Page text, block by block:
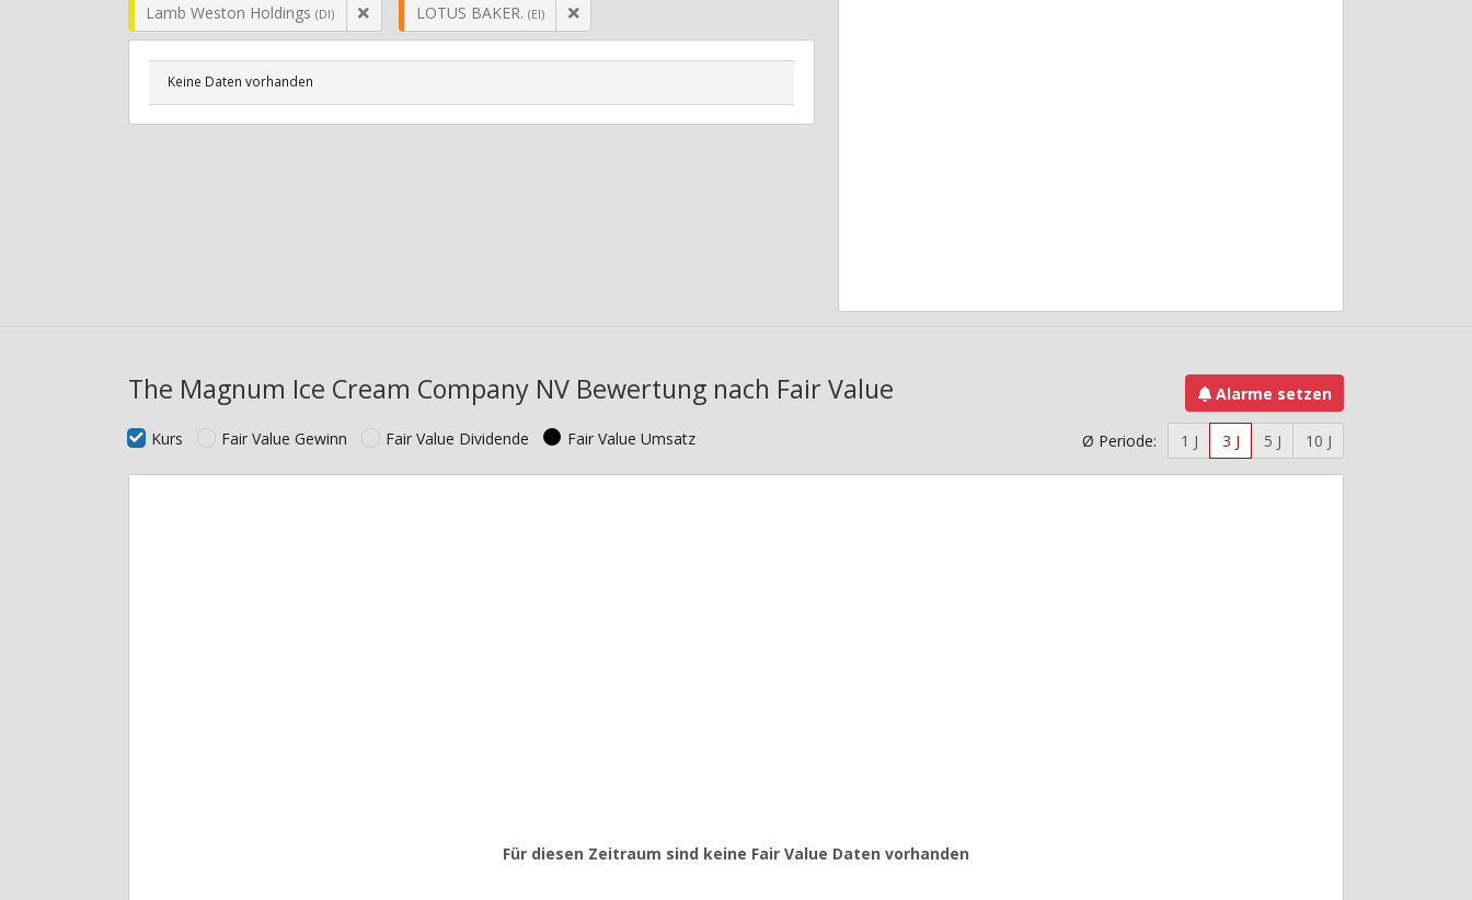
Lamb Weston Holdings (DI) LOTUS BAKER. (EI)
Keine Daten vorhanden
The Magnum Ice Cream Company NV Bewertung nach Fair Value Alarme setzen
Kurs Fair Value Gewinn Fair Value Dividende Fair Value Umsatz Ø Periode: 1 J 3 J 5 J 10 J
Für diesen Zeitraum sind keine Fair Value Daten vorhanden